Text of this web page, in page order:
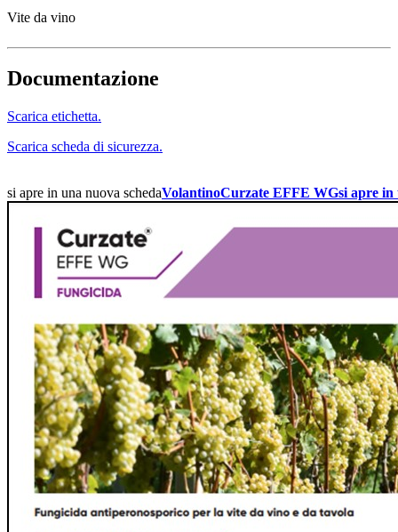
Vite da vino
Documentazione
Scarica etichetta.
Scarica scheda di sicurezza.
si apre in una nuova schedaVolantinoCurzate EFFE WGsi apre in